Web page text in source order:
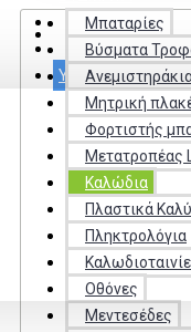
ΕΠΑΦΈΣ
ΚΑΛΩΔΙΟΤΑΙΝΊΕΣ
ΚΑΛΏΔΙΑ
ΥΠΗΡΕΣΊΕΣ
Μπαταρίες
Βύσματα
Μητρική
Φορτιστής
Μετατροπέας
Καλώδια
Πλαστικά
Πληκτρολόγια
Οθόνες
Μεντεσέδες